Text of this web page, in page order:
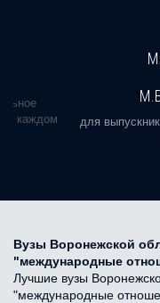
в каждом
для
Вузы Воронежской
"международные
Лучшие вузы
"международные